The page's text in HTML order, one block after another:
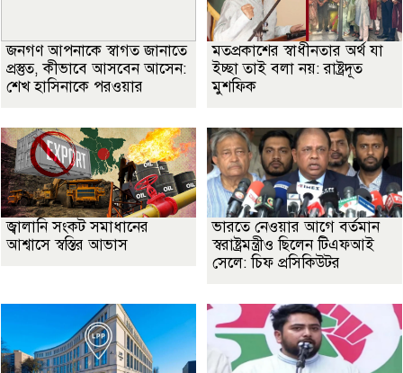
জনগণ আপনাকে স্বাগত জানাতে
প্রস্তুত, কীভাবে আসবেন আসেন:
শেখ হাসিনাকে পরওয়ার
মতপ্রকাশের স্বাধীনতার অর্থ যা
ইচ্ছা তাই বলা নয়: রাষ্ট্রদূত
মুশফিক
জ্বালানি সংকট সমাধানের
আশ্বাসে স্বস্তির আভাস
ভারতে নেওয়ার আগে বর্তমান
স্বরাষ্ট্রমন্ত্রীও ছিলেন টিএফআই
সেলে: চিফ প্রসিকিউটর